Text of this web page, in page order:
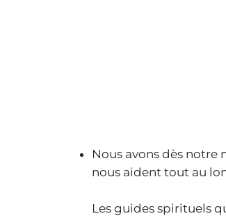
Nous avons dès notre
nous aident tout au
Les guides spirituels